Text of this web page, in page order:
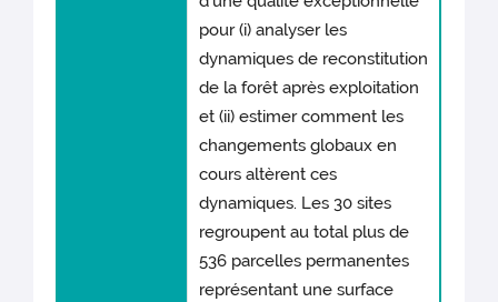
pour (i) analyser les
dynamiques de reconstitution
de la forêt après exploitation
et (ii) estimer comment les
changements globaux en
cours altèrent ces
dynamiques. Les 30 sites
regroupent au total plus de
536 parcelles permanentes
représentant une surface